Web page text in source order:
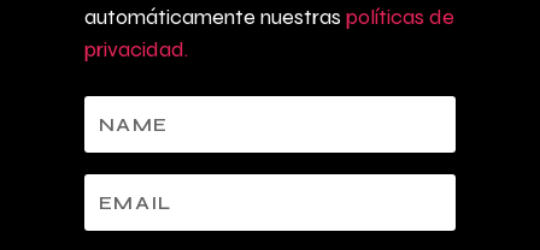
automáticamente nuestras políticas de
privacidad.